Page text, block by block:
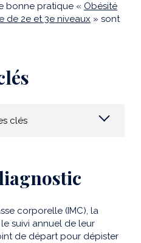
bonne pratique « Obésité
de 2e et 3e niveaux » sont
clés
corporelle (IMC), la
suivi annuel de leur
de départ pour dépister